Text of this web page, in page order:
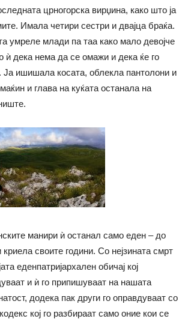
црногорска вирџина, како што ја
Имала четири сестри и двајца браќа.
умреле млади па таа како мало девојче
ѝ дека нема да се омажи и дека ќе го
Ја ишишала косата, облекла пантолони и
и глава на куќата останала на
манири ѝ останал само еден – до
своите години. Со нејзината смрт
еденпатријархален обичај кој
и ѝ го припишуваат на нашата
додека пак други го оправдуваат со
кој го разбираат само оние кои се